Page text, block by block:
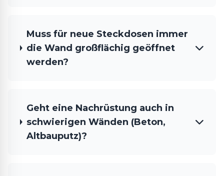
Muss für neue Steckdosen immer
die Wand großflächig geöffnet
werden?
Geht eine Nachrüstung auch in
schwierigen Wänden (Beton,
Altbauputz)?